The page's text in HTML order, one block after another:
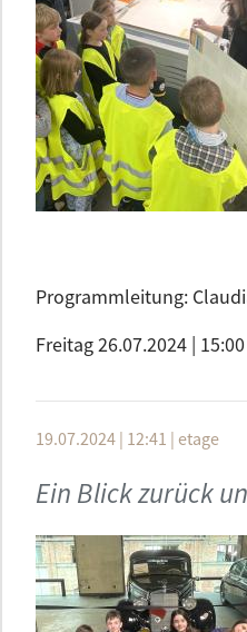
Programmleitung:
Freitag 26.07.2024 |
19.07.2024 | 12:41 | etage
Ein Blick zurück